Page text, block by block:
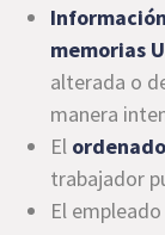
memorias
alterada o
manera
El
trabajador
El